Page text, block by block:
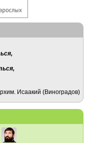
Исаакий (Виноградов)